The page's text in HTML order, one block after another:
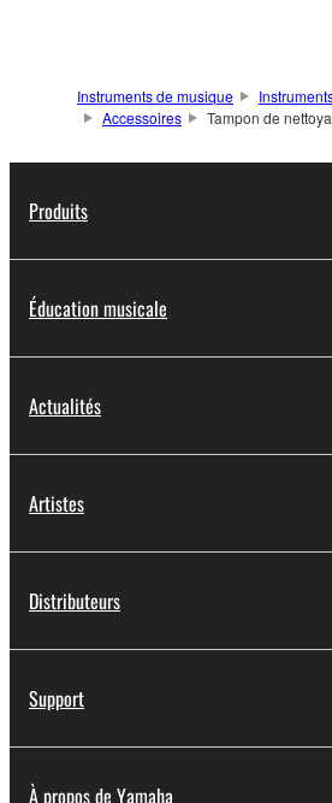
Instruments de musique
Accessoires
Tampon de
Produits
Éducation musicale
Actualités
Artistes
Distributeurs
Support
À propos de Yamaha